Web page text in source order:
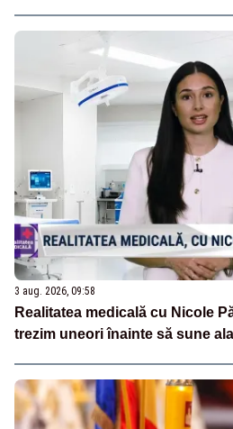
3 aug. 2026, 09:58
Realitatea medicală cu Nicole
trezim uneori înainte să sune